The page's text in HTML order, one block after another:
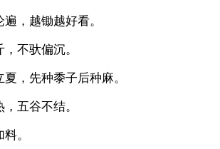
，越锄越好看。
不驮偏沉。
，先种黍子后种麻。
五谷不结。
。